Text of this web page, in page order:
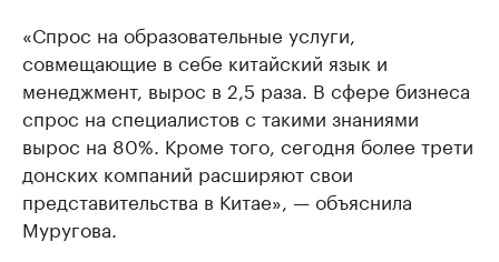
«Спрос на образовательные услуги,
совмещающие в себе китайский язык и
менеджмент, вырос в 2,5 раза. В сфере бизнеса
спрос на специалистов с такими знаниями
вырос на 80%. Кроме того, сегодня более трети
донских компаний расширяют свои
представительства в Китае», — объяснила
Муругова.